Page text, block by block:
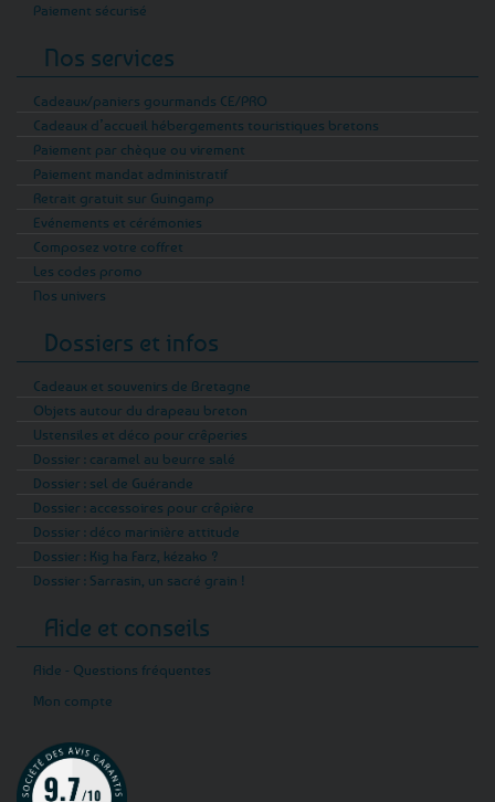
Paiement sécurisé
Nos services
Cadeaux/paniers gourmands CE/PRO
Cadeaux d’accueil hébergements touristiques bretons
Paiement par chèque ou virement
Paiement mandat administratif
Retrait gratuit sur Guingamp
Evénements et cérémonies
Composez votre coffret
Les codes promo
Nos univers
Dossiers et infos
Cadeaux et souvenirs de Bretagne
Objets autour du drapeau breton
Ustensiles et déco pour crêperies
Dossier : caramel au beurre salé
Dossier : sel de Guérande
Dossier : accessoires pour crêpière
Dossier : déco marinière attitude
Dossier : Kig ha Farz, kézako ?
Dossier : Sarrasin, un sacré grain !
Aide et conseils
Aide - Questions fréquentes
Mon compte